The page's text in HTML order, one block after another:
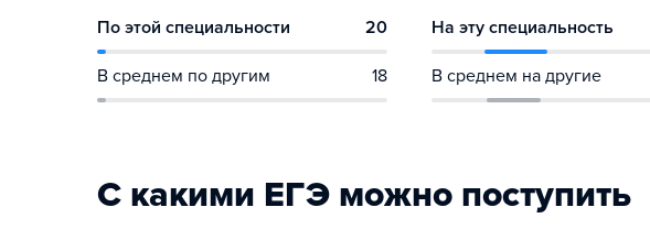
По этой специальности 20
В среднем по другим 18
На эту специальность
В среднем на другие
С какими ЕГЭ можно поступить